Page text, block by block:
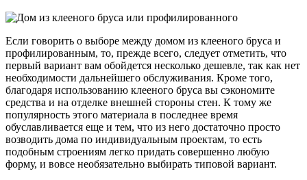
Если говорить о выборе между домом из клееного бруса и
профилированным, то, прежде всего, следует отметить, что
первый вариант вам обойдется несколько дешевле, так как нет
необходимости дальнейшего обслуживания. Кроме того,
благодаря использованию клееного бруса вы сэкономите
средства и на отделке внешней стороны стен. К тому же
популярность этого материала в последнее время
обуславливается еще и тем, что из него достаточно просто
возводить дома по индивидуальным проектам, то есть
подобным строениям легко придать совершенно любую
форму, и вовсе необязательно выбирать типовой вариант.